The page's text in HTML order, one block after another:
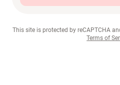
This site is protected by reCAPTCHA
Terms of